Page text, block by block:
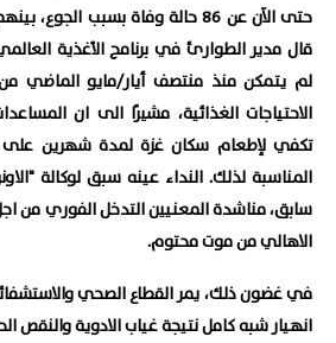
قال مدير الطوارئ في برنامج الأغذية
الاحتياجات الغذائية، مشيرًا الى ان
تكفي لإطعام سكان غزة لمدة شهرين على
المناسبة لذلك. النداء عينه سبق لوكالة
سابق، مناشدة المعنيين التدخل الفوري من
الاهالي من موت محتوم.
في غضون ذلك، يمر القطاع الصحي
انهيار شبه كامل نتيجة غياب الادوية والنقص